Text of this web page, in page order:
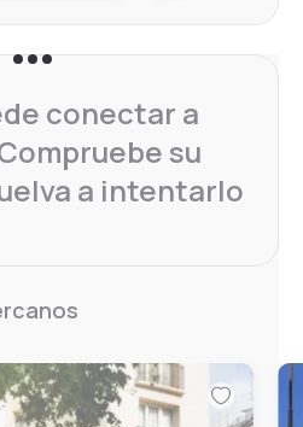
conectar a
su
a intentarlo